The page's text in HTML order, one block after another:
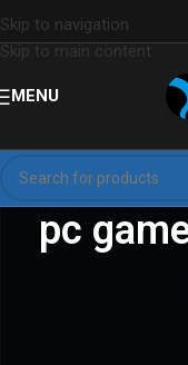
Skip to navigation
Skip to main content
MENU
pc
Productos